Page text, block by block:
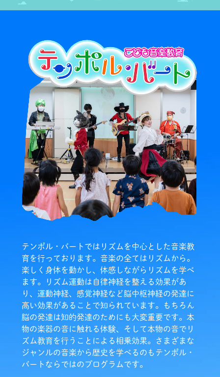
テンポル・バートではリズムを中心とした音楽教
育を行っております。音楽の全てはリズムから。
楽しく身体を動かし、体感しながらリズムを学べ
ます。リズム運動は自律神経を整える効果があ
り、運動神経、感覚神経など脳中枢神経の発達に
高い効果があることで知られています。もちろん
脳の発達は知的発達のためにも大変重要です。本
物の楽器の音に触れる体験、そして本物の音でリ
ズム教育を行うことによる相乗効果。さまざまな
ジャンルの音楽から歴史を学べるのもテンポル・
バートならではのプログラムです。